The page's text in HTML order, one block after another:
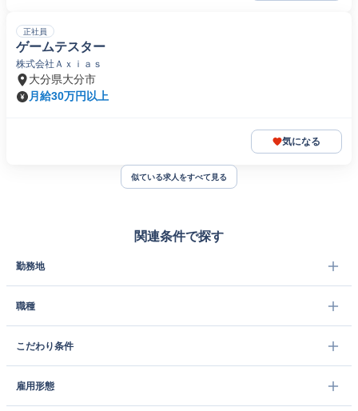
正社員
ゲームテスター
株式会社Ａｘｉａｓ
大分県大分市
月給30万円以上
気になる
似ている求人をすべて見る
関連条件で探す
勤務地
職種
こだわり条件
雇用形態